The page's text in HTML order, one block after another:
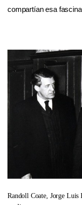
compartían esa
Randoll Coate, Jorge Luis